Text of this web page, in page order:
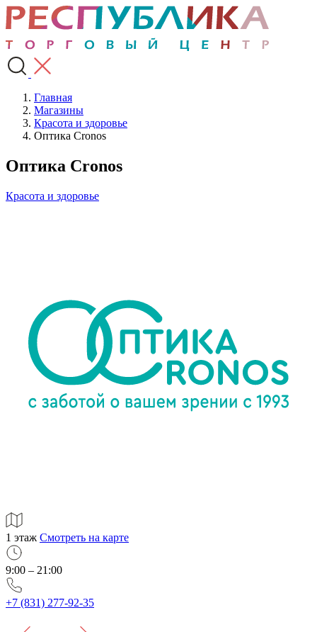
Главная
Магазины
Красота и здоровье
Оптика Cronos
Оптика Cronos
Красота и здоровье
1 этаж Смотреть на карте
9:00 – 21:00
+7 (831) 277-92-35